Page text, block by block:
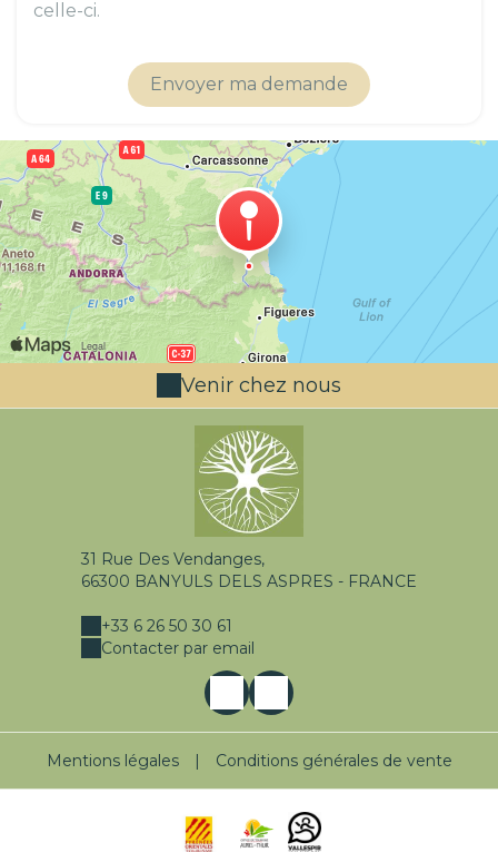
celle-ci.
Venir chez nous
31 Rue Des Vendanges,
66300 BANYULS DELS ASPRES - FRANCE
+33 6 26 50 30 61
Contacter par email
Mentions légales | Conditions générales de vente